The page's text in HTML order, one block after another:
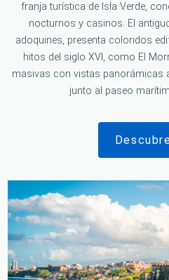
franja turística de Isla Verde,
nocturnos y casinos. El
adoquines, presenta coloridos
hitos del siglo XVI, como El
masivas con vistas panorámicas
junto al paseo